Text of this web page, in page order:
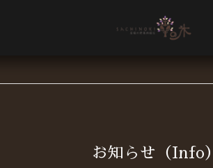
お知らせ（Info）